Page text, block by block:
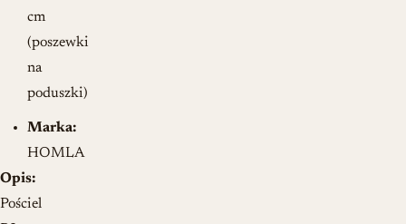
cm
(poszewki
na
poduszki)
Marka:
HOMLA
Opis:
Pościel